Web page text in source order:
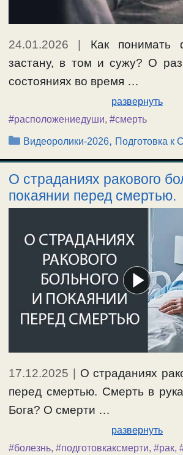
24.01.2026
Как
застану, в том и сужу? О
состояниях во время …
развернуть
#расположениедуши, #смерть
Рубрики
Видеоролики-2026, Подготовка к
О страданиях ракового
покаянии перед смертью.
17.12.2025 | О страданиях
перед смертью. Смерть в
Бога? О смерти …
развернуть
#болезнь, #подготовкаксмерти, #рак,